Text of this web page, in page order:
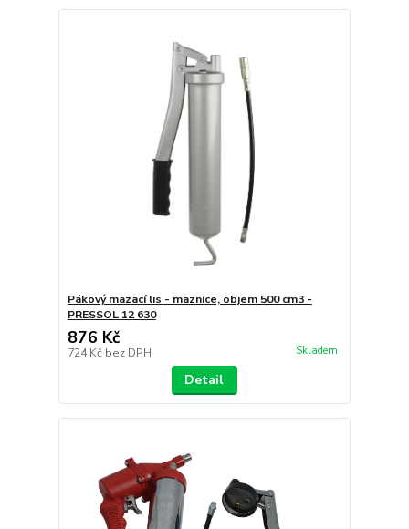
Pákový mazací lis - maznice, objem 500 cm3 -
PRESSOL 12 630
876 Kč
724 Kč bez DPH Skladem
Detail